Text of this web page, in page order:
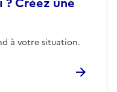
à votre situation.